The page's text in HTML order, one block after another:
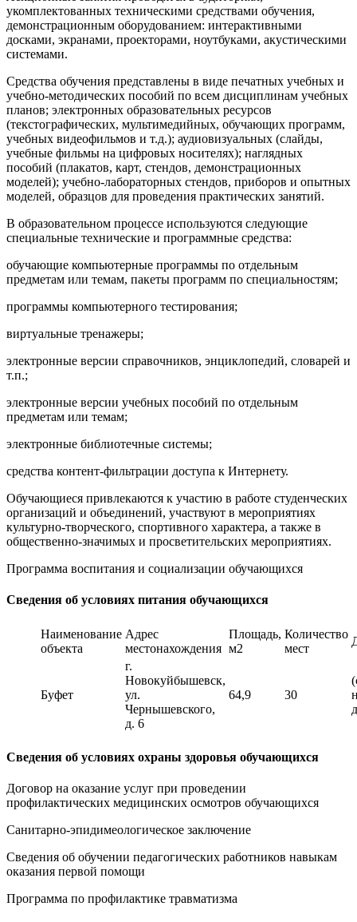
укомплектованных техническими средствами обучения,
демонстрационным оборудованием: интерактивными
досками, экранами, проекторами, ноутбуками, акустическими
системами.
Средства обучения представлены в виде печатных учебных и
учебно-методических пособий по всем дисциплинам учебных
планов; электронных образовательных ресурсов
(текстографических, мультимедийных, обучающих программ,
учебных видеофильмов и т.д.); аудиовизуальных (слайды,
учебные фильмы на цифровых носителях); наглядных
пособий (плакатов, карт, стендов, демонстрационных
моделей); учебно-лабораторных стендов, приборов и опытных
моделей, образцов для проведения практических занятий.
В образовательном процессе используются следующие
специальные технические и программные средства:
обучающие компьютерные программы по отдельным
предметам или темам, пакеты программ по специальностям;
программы компьютерного тестирования;
виртуальные тренажеры;
электронные версии справочников, энциклопедий, словарей и
т.п.;
электронные версии учебных пособий по отдельным
предметам или темам;
электронные библиотечные системы;
средства контент-фильтрации доступа к Интернету.
Обучающиеся привлекаются к участию в работе студенческих
организаций и объединений, участвуют в мероприятиях
культурно-творческого, спортивного характера, а также в
общественно-значимых и просветительских мероприятиях.
Программа воспитания и социализации обучающихся
Сведения об условиях питания обучающихся
Наименование
объекта
Адрес
местонахождения
Площадь,
м2
Количество
мест
Буфет
г.
Новокуйбышевск,
ул.
Чернышевского,
д. 6
64,9 30
Сведения об условиях охраны здоровья обучающихся
Договор на оказание услуг при проведении
профилактических медицинских осмотров обучающихся
Санитарно-эпидимеологическое заключение
Сведения об обучении педагогических работников навыкам
оказания первой помощи
Программа по профилактике травматизма